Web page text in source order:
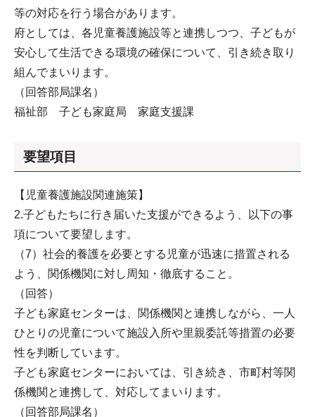
等の対応を行う場合があります。
府としては、各児童養護施設等と連携しつつ、子どもが
安心して生活できる環境の確保について、引き続き取り
組んでまいります。
（回答部局課名）
福祉部 子ども家庭局 家庭支援課
要望項目
【児童養護施設関連施策】
2.子どもたちに行き届いた支援ができるよう、以下の事
項について要望します。
（7）社会的養護を必要とする児童が迅速に措置される
よう、関係機関に対し周知・徹底すること。
（回答）
子ども家庭センターは、関係機関と連携しながら、一人
ひとりの児童について施設入所や里親委託等措置の必要
性を判断しています。
子ども家庭センターにおいては、引き続き、市町村等関
係機関と連携して、対応してまいります。
（回答部局課名）